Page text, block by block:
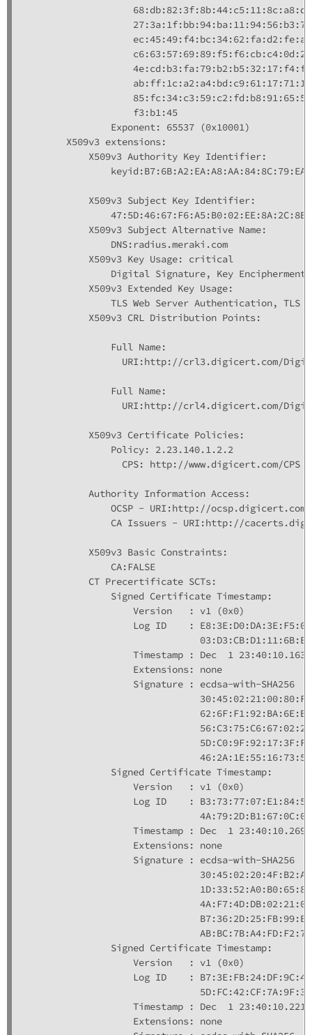
                    f3:b1:45
                Exponent: 65537 (0x10001)
        X509v3 extensions:
            X509v3 Authority Key Identifier:
            X509v3 Subject Key Identifier:
            X509v3 Subject Alternative Name:
                DNS:radius.meraki.com
            X509v3 Key Usage: critical
                Digital Signature, Key Encipherment
            X509v3 Extended Key Usage:
TLS Web Server Authentication, TLS
            X509v3 CRL Distribution Points:
                Full Name:
URI:http://crl3.digicert.com/
                Full Name:
URI:http://crl4.digicert.com/
            X509v3 Certificate Policies:
                Policy: 2.23.140.1.2.2
                  CPS: http://www.digicert.com/CPS
            Authority Information Access:
                OCSP - URI:http://ocsp.digicert.com
CA Issuers - URI:http://
            X509v3 Basic Constraints:
                CA:FALSE
            CT Precertificate SCTs:
                Signed Certificate Timestamp:
                    Version   : v1 (0x0)
Log ID    :
Timestamp : Dec  1 23:40:10.163
                    Extensions: none
                    Signature : ecdsa-with-SHA256
                                46:2A:1E:55:16:73:55
                Signed Certificate Timestamp:
                    Version   : v1 (0x0)
Log ID    :
Timestamp : Dec  1 23:40:10.269
                    Extensions: none
                    Signature : ecdsa-with-SHA256
                                AB:BC:7B:A4:FD:F2:79
                Signed Certificate Timestamp:
                    Version   : v1 (0x0)
Log ID    :
Timestamp : Dec  1 23:40:10.221
                    Extensions: none